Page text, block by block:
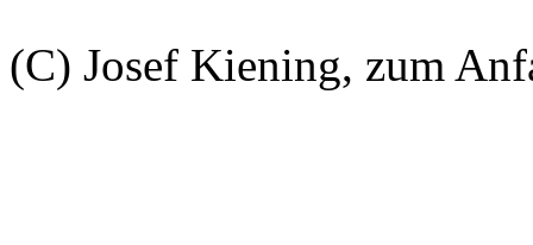
(C) Josef Kiening, zum